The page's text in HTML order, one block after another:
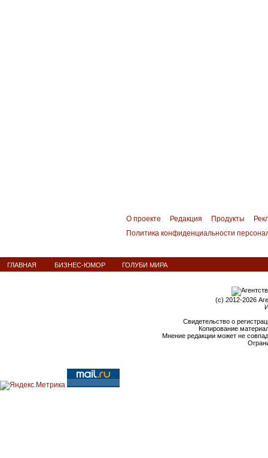
О проекте Редакция Продукты
Политика конфиденциальности
ГЛАВНАЯ БИЗНЕС-ЮМОР ГОЛУБИ МИРА
(c) 2012-2026
Свидетельство о
Копирование
Мнение редакции может не